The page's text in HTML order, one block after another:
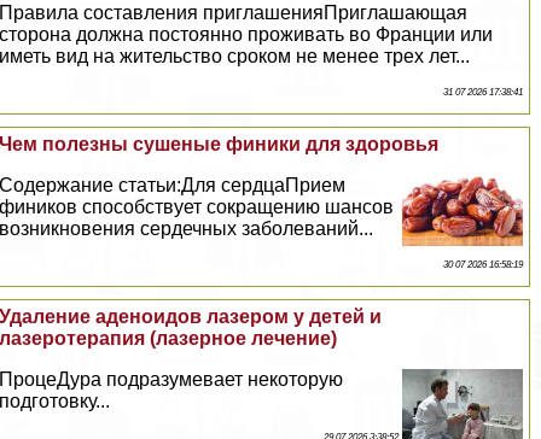
Правила составления приглашенияПриглашающая
сторона должна постоянно проживать во Франции или
иметь вид на жительство сроком не менее трех лет...
31 07 2026 17:38:41
Чем полезны сушеные финики для здоровья
Содержание статьи:Для сердцаПрием
фиников способствует сокращению шансов
возникновения сердечных заболеваний...
30 07 2026 16:58:19
Удаление аденоидов лазером у детей и
лазеротерапия (лазерное лечение)
ПроцеДypa подразумевает некоторую
подготовку...